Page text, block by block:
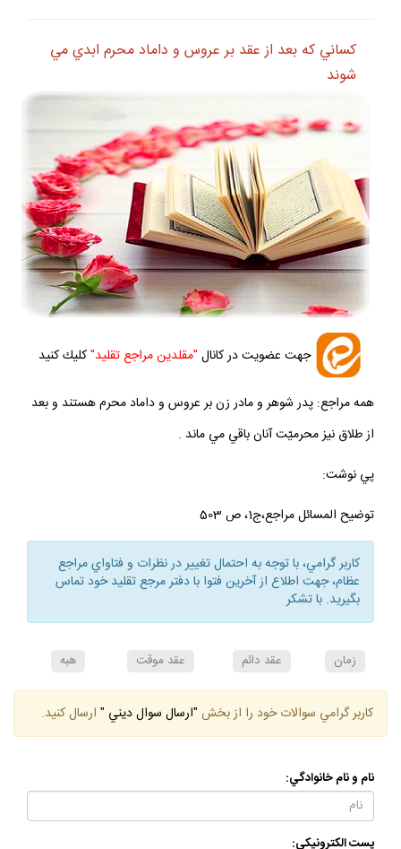
كساني كه بعد از عقد بر عروس و داماد محرم ابدي مي
شوند
جهت عضويت در كانال "مقلدين مراجع تقليد"كليك كنيد
همه مراجع: پدر شوهر و مادر زن بر عروس و داماد محرم هستند و بعد
از طلاق نيز محرميّت آنان باقي مي ماند .
پي نوشت:
توضيح المسائل مراجع،ج1، ص 503
كاربر گرامي، با توجه به احتمال تغيير در نظرات و فتاواي مراجع
عظام، جهت اطلاع از آخرين فتوا با دفتر مرجع تقليد خود تماس
بگيريد. با تشكر
زمان عقد دائم عقد موقت هبه
كاربر گرامي سوالات خود را از بخش "ارسال سوال ديني " ارسال كنيد.
نام و نام خانوادگي:
پست الكترونيكي: